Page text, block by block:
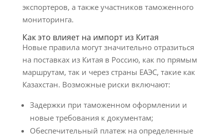
экспортеров, а также участников таможенного
мониторинга.
Как это влияет на импорт из Китая
Новые правила могут значительно отразиться
на поставках из Китая в Россию, как по прямым
маршрутам, так и через страны ЕАЭС, такие как
Казахстан. Возможные риски включают:
Задержки при таможенном оформлении и
новые требования к документам;
Обеспечительный платеж на определенные